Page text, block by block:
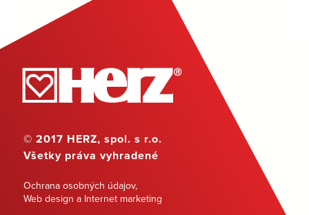
© 2017 HERZ, spol. s r.o.
Všetky práva vyhradené
Ochrana osobných údajov,
Web design a Internet marketing